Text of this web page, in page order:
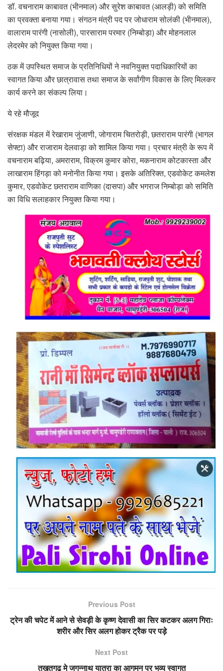
डॉ. वचनाराम काबावत (भीनमाल) और सुरेश काबावत (आलड़ी) को समिति
का प्रवक्ता बनाया गया। संगठन मंत्री पद पर जोधाराम सोलंकी (भीनमाल),
वालाराम पारंगी (नासोली), पारसाराम परमार (निम्बोड़ा) और मोहनलाल
लेदरमेर को नियुक्त किया गया।
ठक में उपस्थित समाज के प्रतिनिधियों ने नवनियुक्त पदाधिकारियों का
स्वागत किया और छात्रावास तथा समाज के सर्वांगीण विकास के लिए मिलकर
कार्य करने का संकल्प लिया।
ये रहे मौजूद
संरक्षक मंडल में रेखाराम जुंजाणी, जोगाराम चितरोड़ी, छतराराम पारंगी (भागल
सेफ्टा) और राजाराम देलवाड़ा को शामिल किया गया। प्रचार मंत्री के रूप में
वचनाराम बढ़िया, अमराराम, विक्रम कुमार कोरा, मकनाराम कोटकास्ता और
लाखाराम हिंगड़ा को मनोनीत किया गया। इसके अतिरिक्त, एडवोकेट कमलेश
कुमार, एडवोकेट छतराराम वाणिका (दासपा) और भगराज निम्बोड़ा को समिति
का विधि सलाहकार नियुक्त किया गया।
Previous Post
ट्रेन की चपेट में आने से सेवड़ी के कृष्ण देवासी का सिर कटकर अलग गिराः
शरीर और सिर अलग होकर ट्रैक पर पड़े
Next Post
तखतगढ मे जगन्नाथ यात्रा का आगमन पर भव्य स्वागत